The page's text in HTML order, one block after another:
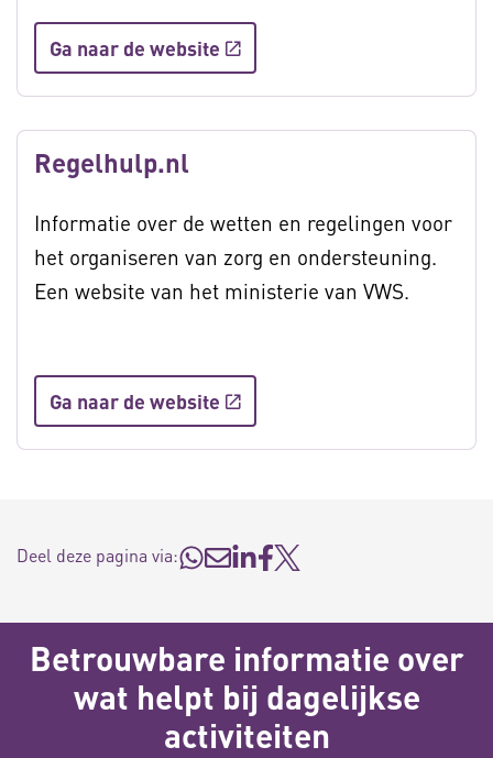
Ga naar de website
Regelhulp.nl
Informatie over de wetten en regelingen voor
het organiseren van zorg en ondersteuning.
Een website van het ministerie van VWS.
Ga naar de website
Deel deze pagina via:
Betrouwbare informatie over
wat helpt bij dagelijkse
activiteiten